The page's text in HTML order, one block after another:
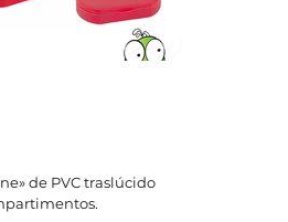
de PVC traslúcido